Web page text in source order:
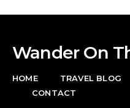
Wander On
HOME TRAVEL BLOG
CONTACT